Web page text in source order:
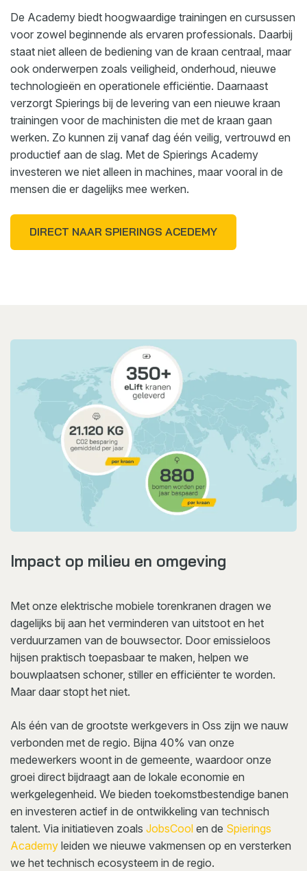
De Academy biedt hoogwaardige trainingen en cursussen
voor zowel beginnende als ervaren professionals. Daarbij
staat niet alleen de bediening van de kraan centraal, maar
ook onderwerpen zoals veiligheid, onderhoud, nieuwe
technologieën en operationele efficiëntie. Daarnaast
verzorgt Spierings bij de levering van een nieuwe kraan
trainingen voor de machinisten die met de kraan gaan
werken. Zo kunnen zij vanaf dag één veilig, vertrouwd en
productief aan de slag. Met de Spierings Academy
investeren we niet alleen in machines, maar vooral in de
mensen die er dagelijks mee werken.
DIRECT NAAR SPIERINGS ACEDEMY
Impact op milieu en omgeving
Met onze elektrische mobiele torenkranen dragen we
dagelijks bij aan het verminderen van uitstoot en het
verduurzamen van de bouwsector. Door emissieloos
hijsen praktisch toepasbaar te maken, helpen we
bouwplaatsen schoner, stiller en efficiënter te worden.
Maar daar stopt het niet.
Als één van de grootste werkgevers in Oss zijn we nauw
verbonden met de regio. Bijna 40% van onze
medewerkers woont in de gemeente, waardoor onze
groei direct bijdraagt aan de lokale economie en
werkgelegenheid. We bieden toekomstbestendige banen
en investeren actief in de ontwikkeling van technisch
talent. Via initiatieven zoals JobsCool en de Spierings
Academy leiden we nieuwe vakmensen op en versterken
we het technisch ecosysteem in de regio.